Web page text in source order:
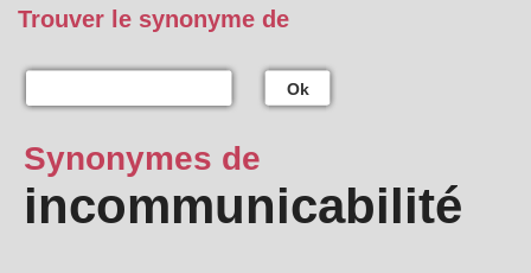
Trouver le synonyme de
Ok
Synonymes de
incommunicabilité